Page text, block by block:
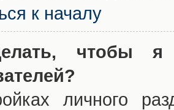
к началу
чтобы
личного